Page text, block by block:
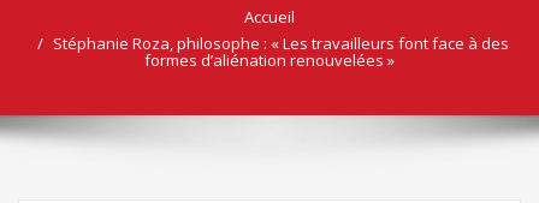
Accueil
Stéphanie Roza, philosophe : « Les travailleurs font face à des
formes d’aliénation renouvelées »